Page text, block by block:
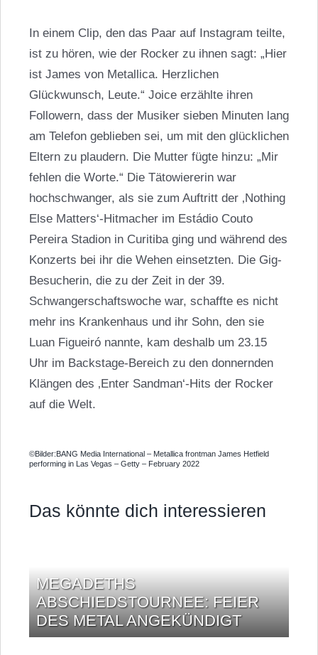
In einem Clip, den das Paar auf Instagram teilte,
ist zu hören, wie der Rocker zu ihnen sagt: „Hier
ist James von Metallica. Herzlichen
Glückwunsch, Leute.“ Joice erzählte ihren
Followern, dass der Musiker sieben Minuten lang
am Telefon geblieben sei, um mit den glücklichen
Eltern zu plaudern. Die Mutter fügte hinzu: „Mir
fehlen die Worte.“ Die Tätowiererin war
hochschwanger, als sie zum Auftritt der ‚Nothing
Else Matters‘-Hitmacher im Estádio Couto
Pereira Stadion in Curitiba ging und während des
Konzerts bei ihr die Wehen einsetzten. Die Gig-
Besucherin, die zu der Zeit in der 39.
Schwangerschaftswoche war, schaffte es nicht
mehr ins Krankenhaus und ihr Sohn, den sie
Luan Figueiró nannte, kam deshalb um 23.15
Uhr im Backstage-Bereich zu den donnernden
Klängen des ‚Enter Sandman‘-Hits der Rocker
auf die Welt.
©Bilder:BANG Media International – Metallica frontman James Hetfield
performing in Las Vegas – Getty – February 2022
Das könnte dich interessieren
MEGADETHS
ABSCHIEDSTOURNEE: FEIER
DES METAL ANGEKÜNDIGT